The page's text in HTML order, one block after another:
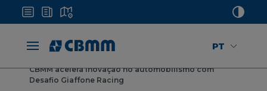
PT
CBMM acelera inovação no automobilismo com
Desafio Giaffone Racing